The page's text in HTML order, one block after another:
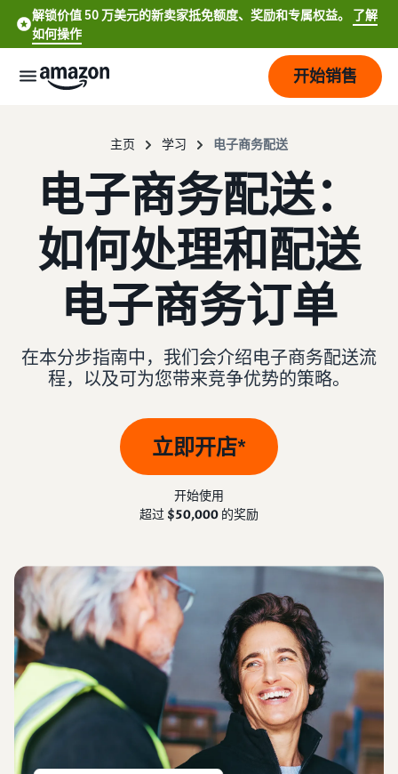
解锁价值 50 万美元的新卖家抵免额度、奖励和专属权益。 了解
如何操作
开
销
售
了解如何销售
简要了解如何在亚马逊商城
销售商品
注册为卖家
了解如何匹配或创建商品信
格
配送买家订单
确定配送方式
获得超过 $50,000 的
新卖家入门大礼包
通过抵免额度、奖励和专属
权益开始销售并节省成本
查
和
成
查看销售计划和销售佣金
亚马逊物流 (FBA) 成本
获取此热门计划的费用明细
可选成本
了解可选亚马逊服务的费用
获取商品的预估金额
预览销售费用、配送成本和
收入
品
造
航
加入品牌注册
解锁一套品牌打造工具和保
护权益
创建有吸引力的商品
信息
为您的商品添加 A+ 商品描
述以提高销量
务
计
划
查
看
更
多
服
亚马逊物流 (FBA)
外包配送、退货和客户服务
有
资
源
卖家大学
了解如何在亚马逊商城销售
商品
博客
获取有关在亚马逊商城中销
售商品的电子商务提示和见
- US
开始销售
主页 学习 电子商务配送
电子商务配送：
如何处理和配送
电子商务订单
在本分步指南中，我们会介绍电子商务配送流
程，以及可为您带来竞争优势的策略。
立即开店*
开始使用
超过 $50,000 的奖励